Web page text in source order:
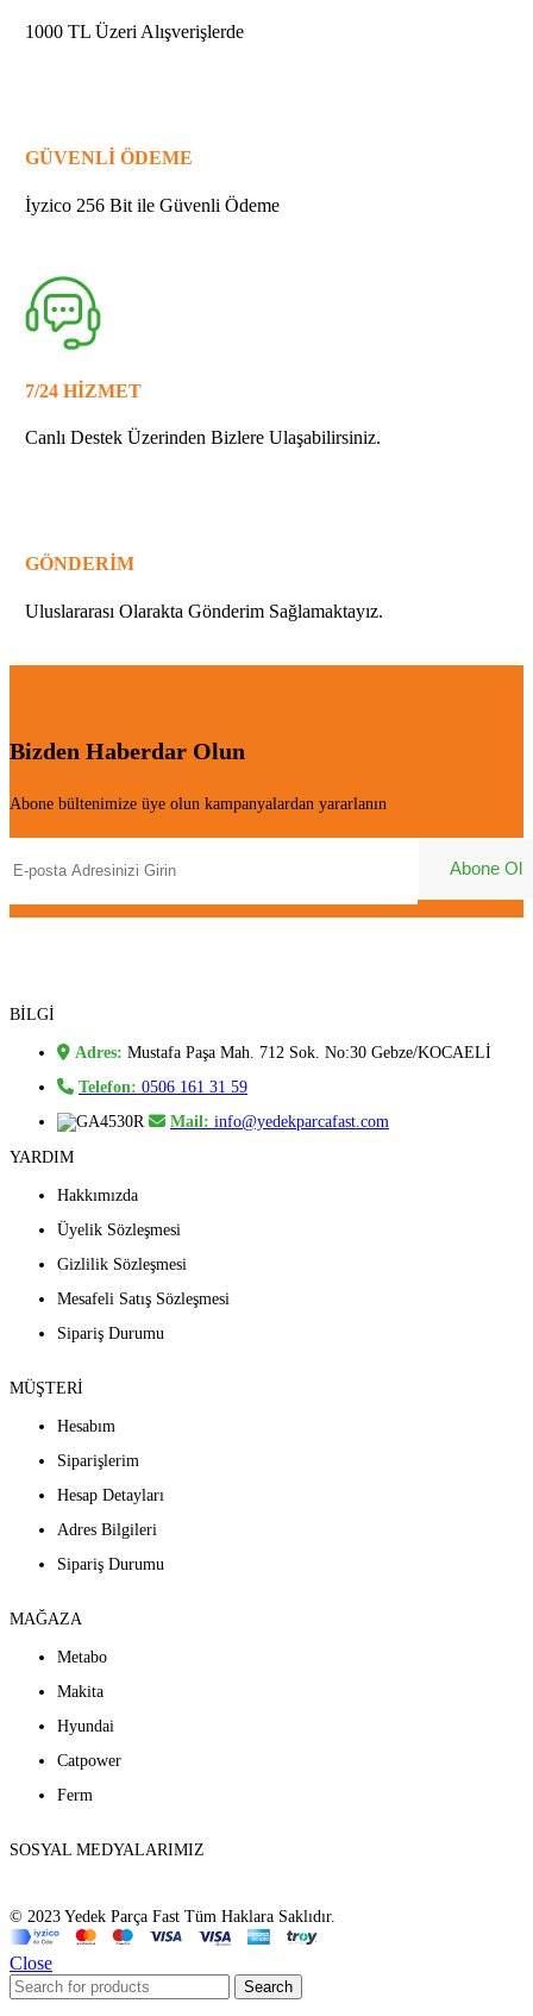
1000 TL Üzeri Alışverişlerde
GÜVENLİ ÖDEME
İyzico 256 Bit ile Güvenli Ödeme
7/24 HİZMET
Canlı Destek Üzerinden Bizlere Ulaşabilirsiniz.
GÖNDERİM
Uluslararası Olarakta Gönderim Sağlamaktayız.
Bizden Haberdar Olun
Abone bültenimize üye olun kampanyalardan yararlanın
BİLGİ
Adres: Mustafa Paşa Mah. 712 Sok. No:30 Gebze/KOCAELİ
Telefon: 0506 161 31 59
Mail: info@yedekparcafast.com
YARDIM
Hakkımızda
Üyelik Sözleşmesi
Gizlilik Sözleşmesi
Mesafeli Satış Sözleşmesi
Sipariş Durumu
MÜŞTERİ
Hesabım
Siparişlerim
Hesap Detayları
Adres Bilgileri
Sipariş Durumu
MAĞAZA
Metabo
Makita
Hyundai
Catpower
Ferm
SOSYAL MEDYALARIMIZ
© 2023 Yedek Parça Fast Tüm Haklara Saklıdır.
Close
Search